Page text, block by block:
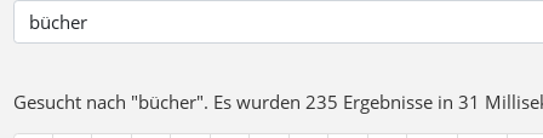
Gesucht nach "bücher". Es wurden 235 Ergebnisse in 31